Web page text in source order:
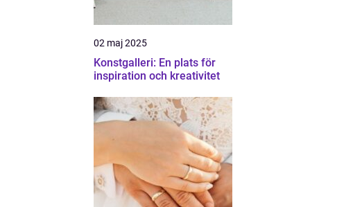
02 maj 2025
Konstgalleri: En plats för
inspiration och kreativitet